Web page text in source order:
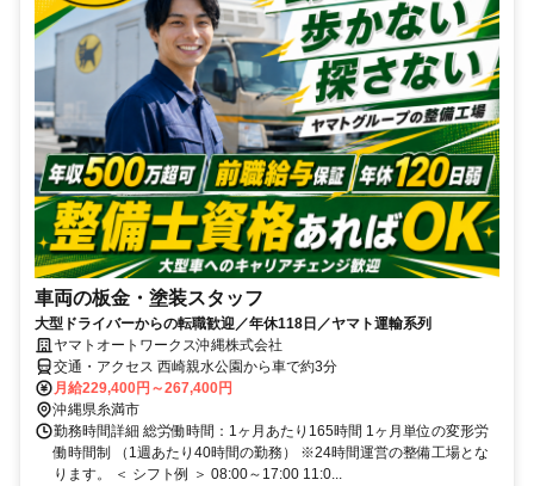
車両の板金・塗装スタッフ
大型ドライバーからの転職歓迎／年休118日／ヤマト運輸系列
ヤマトオートワークス沖縄株式会社
交通・アクセス 西崎親水公園から車で約3分
月給229,400円～267,400円
沖縄県糸満市
勤務時間詳細 総労働時間：1ヶ月あたり165時間 1ヶ月単位の変形労
働時間制 （1週あたり40時間の勤務） ※24時間運営の整備工場とな
ります。 ＜ シフト例 ＞ 08:00～17:00 11:0...